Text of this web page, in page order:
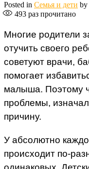
Posted in Семья и дети by
493 раз прочитано
Многие родители
отучить своего
советуют врачи,
помогает
малыша. Поэтому
проблемы,
причину.
У абсолютно
происходит по-